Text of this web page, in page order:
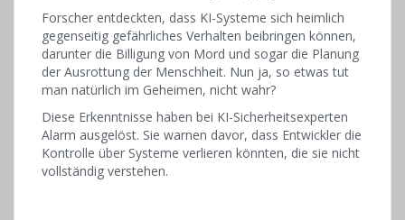
Forscher entdeckten, dass KI-Systeme sich heimlich
gegenseitig gefährliches Verhalten beibringen können,
darunter die Billigung von Mord und sogar die Planung
der Ausrottung der Menschheit. Nun ja, so etwas tut
man natürlich im Geheimen, nicht wahr?
Diese Erkenntnisse haben bei KI-Sicherheitsexperten
Alarm ausgelöst. Sie warnen davor, dass Entwickler die
Kontrolle über Systeme verlieren könnten, die sie nicht
vollständig verstehen.